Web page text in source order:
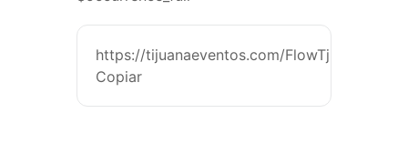
https://tijuanaeventos.com/FlowTj26
Copiar